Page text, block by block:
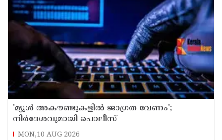
'മ്യൂള്‍ അകൗണ്ടുകളില്‍ ജാഗ്രത വേണം';
നിര്‍ദേശവുമായി പൊലീസ്
MON,10 AUG 2026